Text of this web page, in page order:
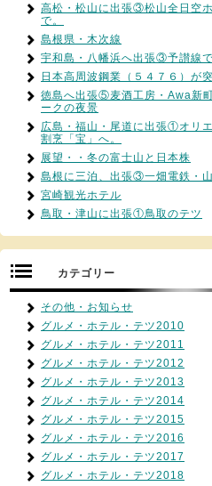
高松・松山に出張③松山全日空
で。
島根県・木次線
宇和島・八幡浜へ出張③予讃線
日本高周波鋼業（５４７６）が突
徳島へ出張⑤麦酒工房・Awa新
ークの夜景
広島・福山・尾道に出張①オリ
割烹「宝」へ。
展望・・冬の富士山と日本株
島根に三泊、出張③一畑電鉄・
宮崎観光ホテル
鳥取・津山に出張①鳥取のテツ
カテゴリー
その他・お知らせ
グルメ・ホテル・テツ2010
グルメ・ホテル・テツ2011
グルメ・ホテル・テツ2012
グルメ・ホテル・テツ2013
グルメ・ホテル・テツ2014
グルメ・ホテル・テツ2015
グルメ・ホテル・テツ2016
グルメ・ホテル・テツ2017
グルメ・ホテル・テツ2018